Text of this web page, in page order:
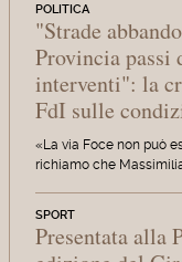
POLITICA
"Strade
Provincia passi
interventi": la
FdI sulle
«La via Foce non può
richiamo che
SPORT
Presentata alla